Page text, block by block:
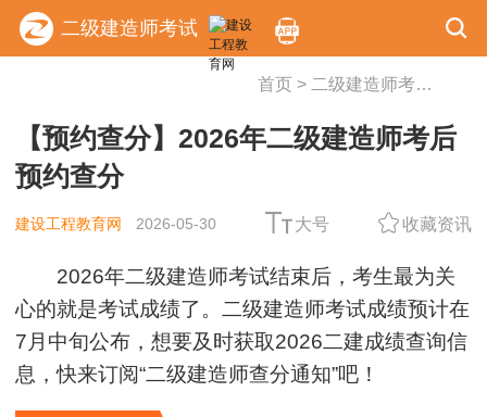
二级建造师考试
首页> 二级建造师考试
【预约查分】2026年二级建造师考后
预约查分
建设工程教育网 2026-05-30 大号 收藏资讯
2026年二级建造师考试结束后，考生最为关
心的就是考试成绩了。二级建造师考试成绩预计在
7月中旬公布，想要及时获取2026二建成绩查询信
息，快来订阅“二级建造师查分通知”吧！